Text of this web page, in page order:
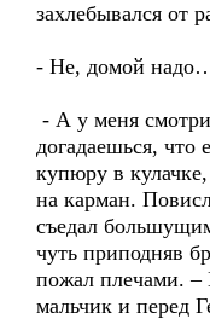
захлебывался от
- Не, домой
- А у меня
догадаешься, что
купюру в кулачке,
на карман.
съедал
чуть приподняв
пожал плечами. –
мальчик и перед